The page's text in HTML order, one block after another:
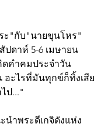
ะ"กับ"นายขุนโหร"
ดาห์ 5-6 เมษายน
ดคำคมประจำวัน
ะไรที่มันทุกข์ก็ทิ้งเสีย
ป..."
ำพระดีเกจิดังแห่ง